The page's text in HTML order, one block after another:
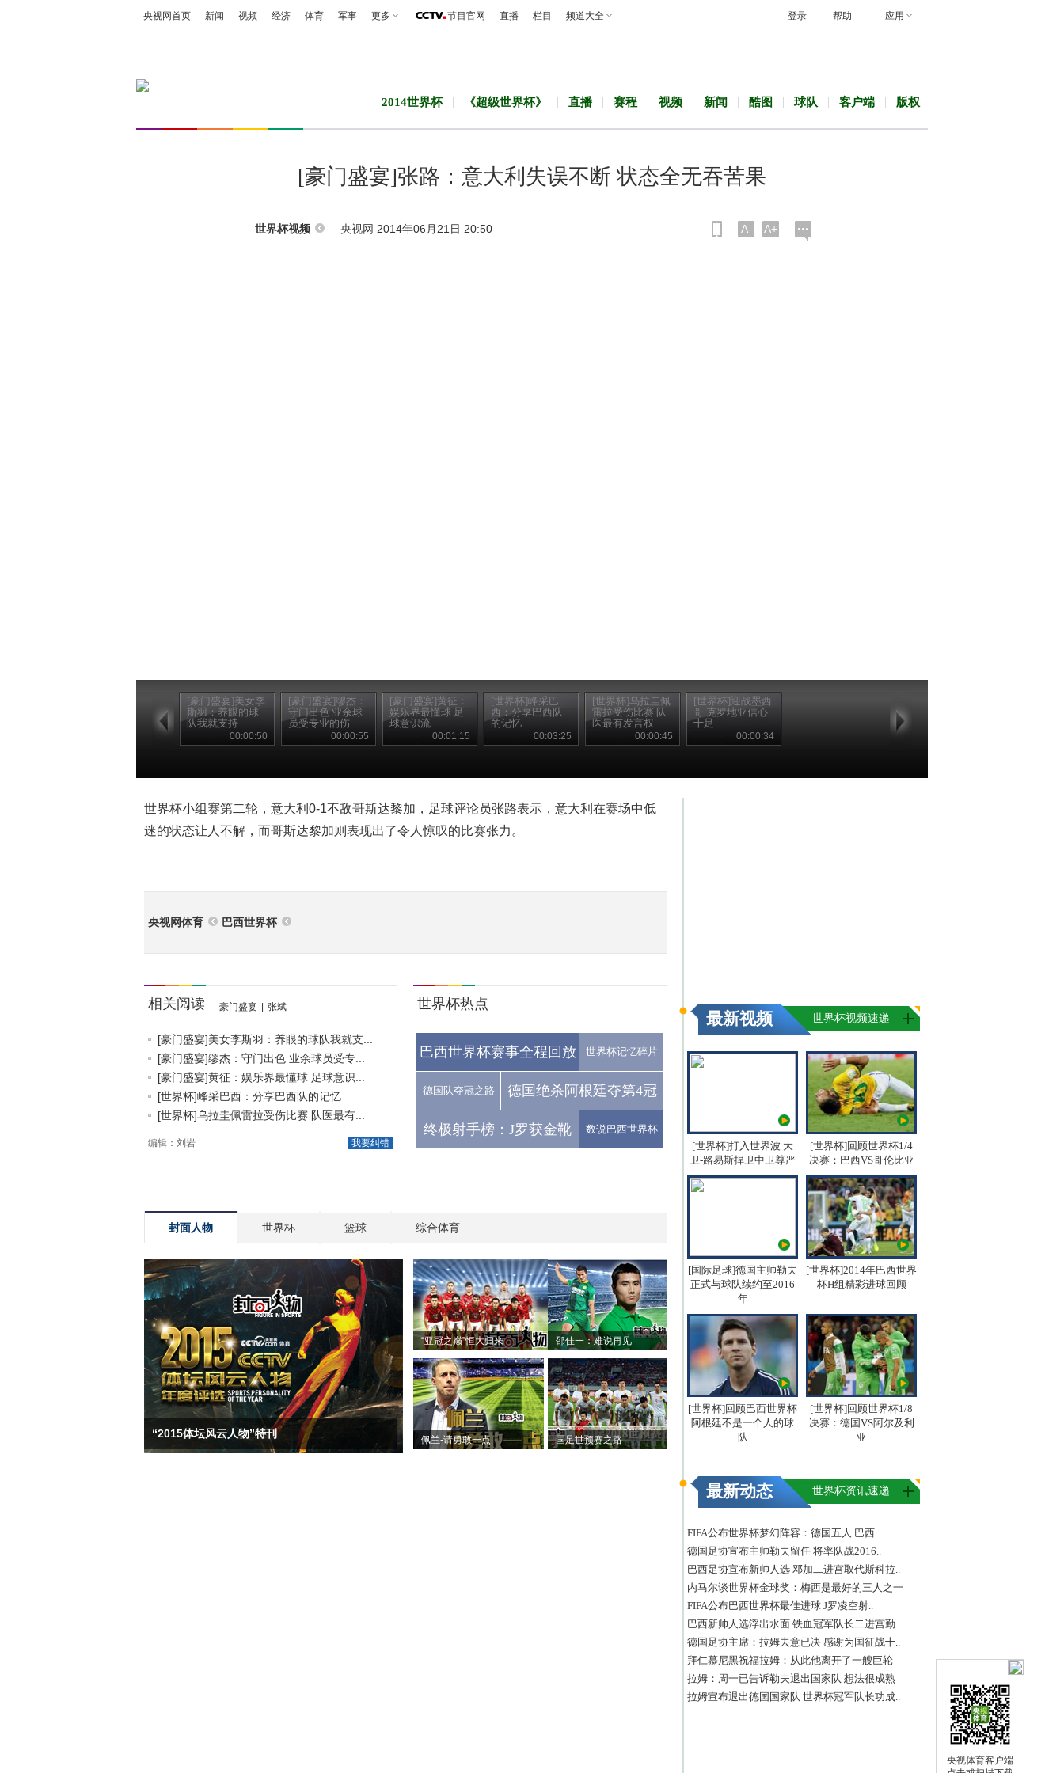
央视体育客户端
央视网首页 新闻 视频 经济 体育 军事 更多 节目官网 直播 栏目 频道大全 帮助 应用
登录
2014世界杯 《超级世界杯》 直播 赛程 视频 新闻 酷图 球队 客户端 版权
[豪门盛宴]张路：意大利失误不断 状态全无吞苦果
世界杯视频 央视网 2014年06月21日 20:50 A- A+
[豪门盛宴]美女李
斯羽：养眼的球
队我就支持
00:00:50
[豪门盛宴]缪杰：
守门出色 业余球
员受专业的伤
00:00:55
[豪门盛宴]黄征：
娱乐界最懂球 足
球意识流
00:01:15
[世界杯]峰采巴
西：分享巴西队
的记忆
00:03:25
[世界杯]乌拉圭佩
雷拉受伤比赛 队
医最有发言权
00:00:45
[世界杯]迎战墨西
哥 克罗地亚信心
十足
00:00:34
世界杯小组赛第二轮，意大利0-1不敌哥斯达黎加，足球评论员张路表示，意大利在赛场中低
迷的状态让人不解，而哥斯达黎加则表现出了令人惊叹的比赛张力。
央视网体育 巴西世界杯
相关阅读 豪门盛宴 张斌
[豪门盛宴]美女李斯羽：养眼的球队我就支...
[豪门盛宴]缪杰：守门出色 业余球员受专...
[豪门盛宴]黄征：娱乐界最懂球 足球意识...
[世界杯]峰采巴西：分享巴西队的记忆
[世界杯]乌拉圭佩雷拉受伤比赛 队医最有...
我要纠错
编辑：刘岩
世界杯热点
巴西世界杯赛事全程回放 世界杯记忆碎片
德国队夺冠之路 德国绝杀阿根廷夺第4冠
终极射手榜：J罗获金靴 数说巴西世界杯
封面人物 世界杯 篮球 综合体育
“2015体坛风云人物”特刊
“亚冠之巅”恒大归来 邵佳一：难说再见
佩兰-请勇敢一点 国足世预赛之路
最新视频 世界杯视频速递
[世界杯]打入世界波 大
卫-路易斯捍卫中卫尊严
[世界杯]回顾世界杯1/4
决赛：巴西VS哥伦比亚
[国际足球]德国主帅勒夫
正式与球队续约至2016
年
[世界杯]2014年巴西世界
杯H组精彩进球回顾
[世界杯]回顾巴西世界杯
阿根廷不是一个人的球
队
[世界杯]回顾世界杯1/8
决赛：德国VS阿尔及利
亚
最新动态 世界杯资讯速递
FIFA公布世界杯梦幻阵容：德国五人 巴西..
德国足协宣布主帅勒夫留任 将率队战2016..
巴西足协宣布新帅人选 邓加二进宫取代斯科拉..
内马尔谈世界杯金球奖：梅西是最好的三人之一
FIFA公布巴西世界杯最佳进球 J罗凌空射..
巴西新帅人选浮出水面 铁血冠军队长二进宫勤..
德国足协主席：拉姆去意已决 感谢为国征战十..
拜仁慕尼黑祝福拉姆：从此他离开了一艘巨轮
拉姆：周一已告诉勒夫退出国家队 想法很成熟
拉姆宣布退出德国国家队 世界杯冠军队长功成..